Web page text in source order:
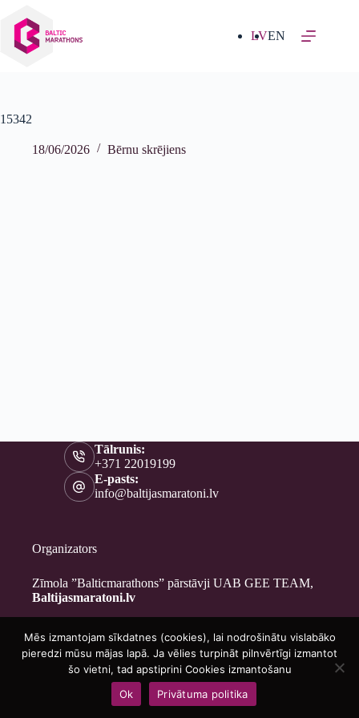
saturu
LVEN
15342
18/06/2026 Bērnu skrējiens
Tālrunis:
+371 22019199
E-pasts:
info@baltijasmaratoni.lv
Organizators
Zīmola ”Balticmarathons” pārstāvji UAB GEE TEAM,
Baltijasmaratoni.lv
Kontakti
Par mums
Brīvprātīgajiem
Privātuma politika
Copyright © 2026 - Baltijasmaratoni.lv
Mēs izmantojam sīkdatnes (cookies), lai nodrošinātu vislabāko
pieredzi mūsu mājas lapā. Ja vēlies turpināt pilnvērtīgi izmantot
šo vietni, tad apstiprini Cookies izmantošanu
Ok
Privātuma politika